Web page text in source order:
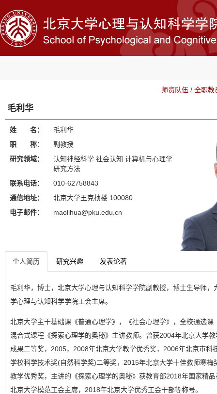
师资队伍 / 全职教
毛利华
姓 名：
毛利华
职 称：
副教授
研究领域：
认知神经科学 社会认知 计算机与心理学
研究方法
联系电话：
010-62758843
通信地址：
北京大学王克桢楼 100080
电子邮件：
maolihua@pku.edu.cn
个人简历 研究兴趣 发表论著
毛利华，博士，北京大学心理与认知科学学院副教授，博士生导师，
学心理与认知科学学院工会主席。
北京大学主干基础课《普通心理学》，《社会心理学》，全校通选课
混合式课程《探索心理学的奥秘》主讲教师。曾获2004年北京大学
成果二等奖，2005，2008年北京大学教学优秀奖，2006年北京市科
学校科学技术奖(自然科学奖)二等奖，2015年北京大学十佳教师寒梅
教学优秀奖，主讲的《探索心理学的奥秘》获教育部2018年国家精
北京大学模范工会主席，2018年北京大学优秀工会干部等称号。